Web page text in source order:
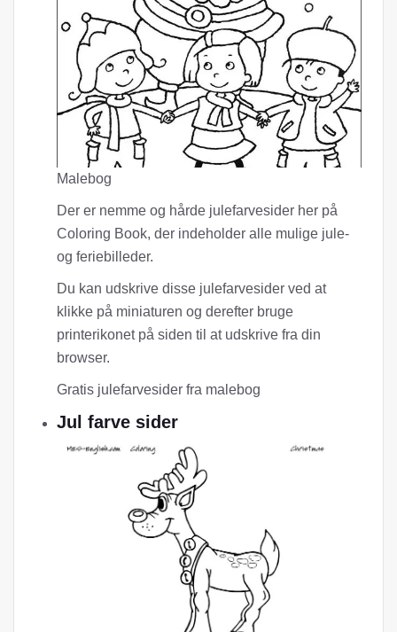
Malebog
Der er nemme og hårde julefarvesider her på
Coloring Book, der indeholder alle mulige jule-
og feriebilleder.
Du kan udskrive disse julefarvesider ved at
klikke på miniaturen og derefter bruge
printerikonet på siden til at udskrive fra din
browser.
Gratis julefarvesider fra malebog
Jul farve sider